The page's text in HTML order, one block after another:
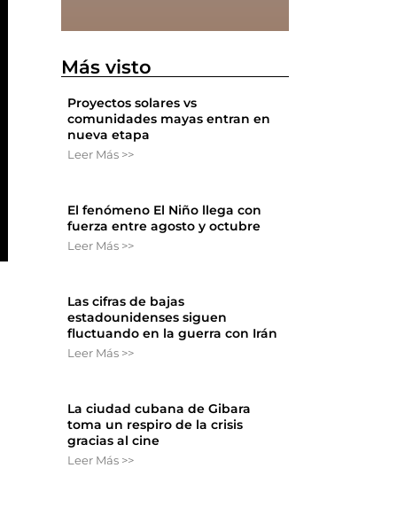
Más visto
Proyectos solares vs
comunidades mayas entran en
nueva etapa
Leer Más >>
El fenómeno El Niño llega con
fuerza entre agosto y octubre
Leer Más >>
Las cifras de bajas
estadounidenses siguen
fluctuando en la guerra con Irán
Leer Más >>
La ciudad cubana de Gibara
toma un respiro de la crisis
gracias al cine
Leer Más >>